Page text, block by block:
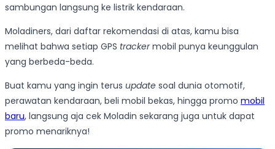
sambungan langsung ke listrik kendaraan.
Moladiners, dari daftar rekomendasi di atas, kamu bisa
melihat bahwa setiap GPS trackermobil punya keunggulan
yang berbeda-beda.
Buat kamu yang ingin terus update soal dunia otomotif,
perawatan kendaraan, beli mobil bekas, hingga promo mobil
baru, langsung aja cek Moladin sekarang juga untuk dapat
promo menariknya!